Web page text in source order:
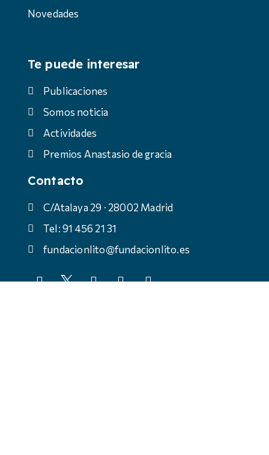
Novedades
Te puede interesar
Publicaciones
Somos noticia
Actividades
Premios Anastasio de gracia
Contacto
C/Atalaya 29 · 28002 Madrid
Tel: 91 456 21 31
fundacionlito@fundacionlito.es